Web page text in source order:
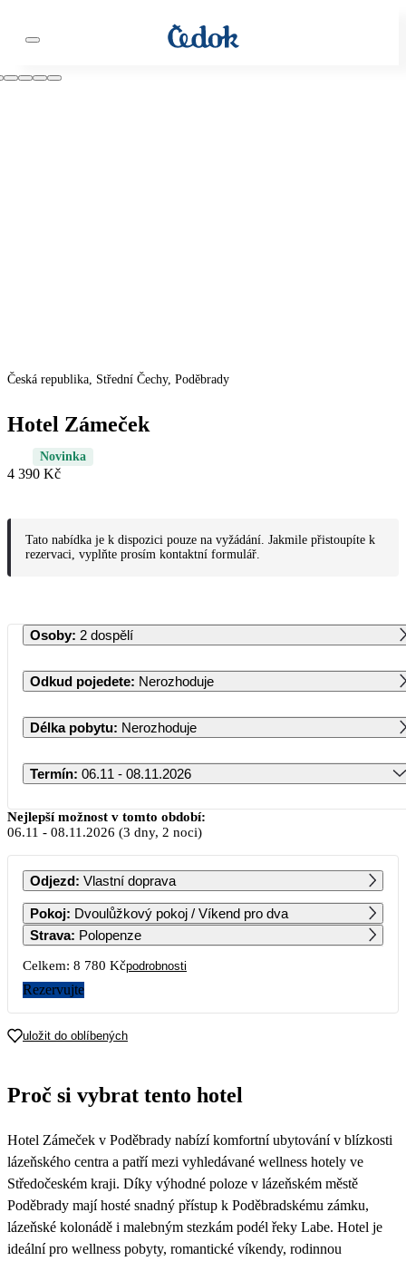
Česká republika, Střední Čechy, Poděbrady
Hotel Zámeček
Novinka
4 390 Kč
Tato nabídka je k dispozici pouze na vyžádání. Jakmile přistoupíte k
rezervaci, vyplňte prosím kontaktní formulář.
Osoby: 2 dospělí
Odkud pojedete: Nerozhoduje
Délka pobytu: Nerozhoduje
Termín: 06.11 - 08.11.2026
Listopad 2026
PO ÚT ST ČT PÁ SO NE
1
2
12 090
3
12 090
4 5 6 7 8
12 090 12 090 4 390 21 087 21 087
16
23
12 090
24 25 26
30
Nejlepší možnost v tomto období:
06.11 - 08.11.2026 (3 dny, 2 noci)
Odjezd: Vlastní doprava
Pokoj: Dvoulůžkový pokoj / Víkend pro dva
Strava: Polopenze
Celkem: 8 780 Kčpodrobnosti
Rezervujte
uložit do oblíbených
Proč si vybrat tento hotel
Hotel Zámeček v Poděbrady nabízí komfortní ubytování v blízkosti
lázeňského centra a patří mezi vyhledávané wellness hotely ve
Středočeském kraji. Díky výhodné poloze v lázeňském městě
Poděbrady mají hosté snadný přístup k Poděbradskému zámku,
lázeňské kolonádě i malebným stezkám podél řeky Labe. Hotel je
ideální pro wellness pobyty, romantické víkendy, rodinnou